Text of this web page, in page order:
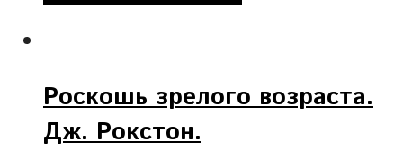
Роскошь зрелого возраста.
Дж. Рокстон.